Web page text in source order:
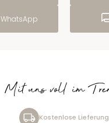
WhatsApp
Mit uns voll im
Kostenlose Lieferung